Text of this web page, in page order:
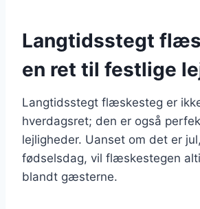
Langtidsstegt
en ret til festlige
Langtidsstegt flæskesteg er
hverdagsret; den er også
lejligheder. Uanset om det er
fødselsdag, vil flæskestegen
blandt gæsterne.